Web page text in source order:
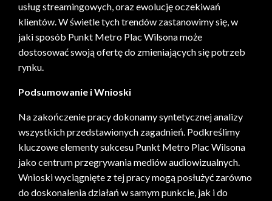
usług streamingowych, oraz ewolucję oczekiwań
klientów. W świetle tych trendów zastanowimy się, w
jaki sposób Punkt Metro Plac Wilsona może
dostosować swoją ofertę do zmieniających się potrzeb
rynku.
Podsumowanie i Wnioski
Na zakończenie pracy dokonamy syntetycznej analizy
wszystkich przedstawionych zagadnień. Podkreślimy
kluczowe elementy sukcesu Punkt Metro Plac Wilsona
jako centrum przegrywania mediów audiowizualnych.
Wnioski wyciągnięte z tej pracy mogą posłużyć zarówno
do doskonalenia działań w samym punkcie, jak i do